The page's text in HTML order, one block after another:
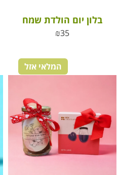
בלון יום הולדת שמח
₪35
המלאי אזל